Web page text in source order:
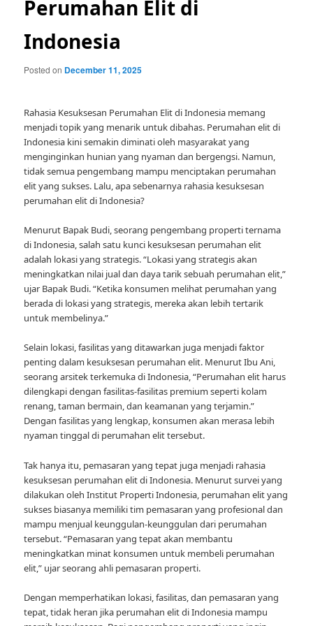
Perumahan Elit di
Indonesia
Posted on December 11, 2025
Rahasia Kesuksesan Perumahan Elit di Indonesia memang
menjadi topik yang menarik untuk dibahas. Perumahan elit di
Indonesia kini semakin diminati oleh masyarakat yang
menginginkan hunian yang nyaman dan bergengsi. Namun,
tidak semua pengembang mampu menciptakan perumahan
elit yang sukses. Lalu, apa sebenarnya rahasia kesuksesan
perumahan elit di Indonesia?
Menurut Bapak Budi, seorang pengembang properti ternama
di Indonesia, salah satu kunci kesuksesan perumahan elit
adalah lokasi yang strategis. “Lokasi yang strategis akan
meningkatkan nilai jual dan daya tarik sebuah perumahan elit,”
ujar Bapak Budi. “Ketika konsumen melihat perumahan yang
berada di lokasi yang strategis, mereka akan lebih tertarik
untuk membelinya.”
Selain lokasi, fasilitas yang ditawarkan juga menjadi faktor
penting dalam kesuksesan perumahan elit. Menurut Ibu Ani,
seorang arsitek terkemuka di Indonesia, “Perumahan elit harus
dilengkapi dengan fasilitas-fasilitas premium seperti kolam
renang, taman bermain, dan keamanan yang terjamin.”
Dengan fasilitas yang lengkap, konsumen akan merasa lebih
nyaman tinggal di perumahan elit tersebut.
Tak hanya itu, pemasaran yang tepat juga menjadi rahasia
kesuksesan perumahan elit di Indonesia. Menurut survei yang
dilakukan oleh Institut Properti Indonesia, perumahan elit yang
sukses biasanya memiliki tim pemasaran yang profesional dan
mampu menjual keunggulan-keunggulan dari perumahan
tersebut. “Pemasaran yang tepat akan membantu
meningkatkan minat konsumen untuk membeli perumahan
elit,” ujar seorang ahli pemasaran properti.
Dengan memperhatikan lokasi, fasilitas, dan pemasaran yang
tepat, tidak heran jika perumahan elit di Indonesia mampu